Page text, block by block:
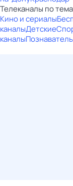
Телеканалы по
Кино и сериалы
каналыДетские
каналы